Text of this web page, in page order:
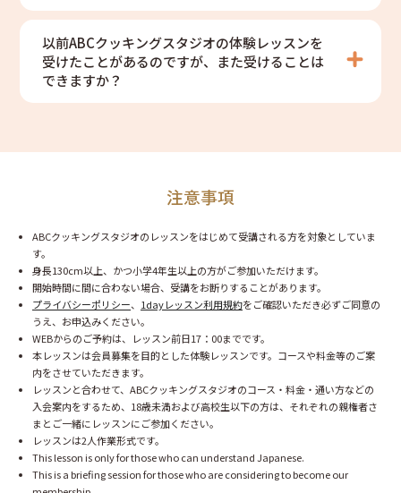
以前ABCクッキングスタジオの体験レッスンを
受けたことがあるのですが、また受けることは
できますか？
注意事項
ABCクッキングスタジオのレッスンをはじめて受講される方を対象としていま
す。
身長130cm以上、かつ小学4年生以上の方がご参加いただけます。
開始時間に間に合わない場合、受講をお断りすることがあります。
プライバシーポリシー、 1dayレッスン利用規約をご確認いただき必ずご同意の
うえ、お申込みください。
WEBからのご予約は、レッスン前日17：00までです。
本レッスンは会員募集を目的とした体験レッスンです。コースや料金等のご案
内をさせていただきます。
レッスンと合わせて、ABCクッキングスタジオのコース・料金・通い方などの
入会案内をするため、18歳未満および高校生以下の方は、それぞれの親権者さ
まとご一緒にレッスンにご参加ください。
レッスンは2人作業形式です。
This lesson is only for those who can understand Japanese.
This is a briefing session for those who are considering to become our